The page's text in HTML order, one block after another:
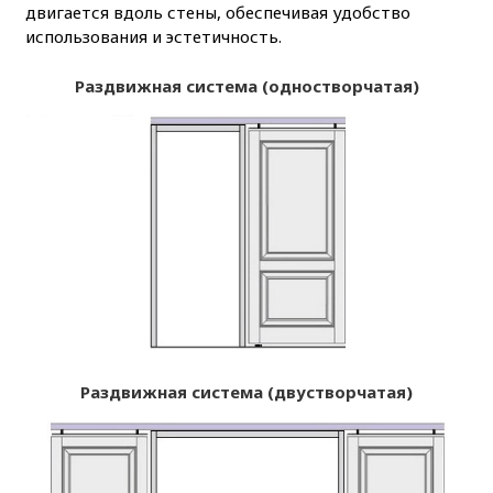
двигается вдоль стены, обеспечивая удобство
использования и эстетичность.
Раздвижная система (одностворчатая)
Раздвижная система (двустворчатая)